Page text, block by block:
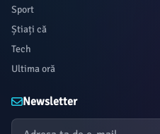
Sport
Știați că
Tech
Ultima oră
Newsletter